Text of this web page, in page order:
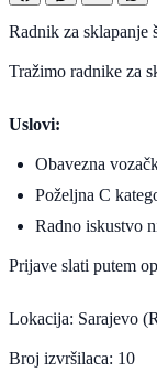
Radnik za sklapanje
Tražimo radnike za
Uslovi:
Obavezna
Poželjna C
Radno iskustvo
Prijave slati putem
Lokacija: Sarajevo
Broj izvršilaca: 10